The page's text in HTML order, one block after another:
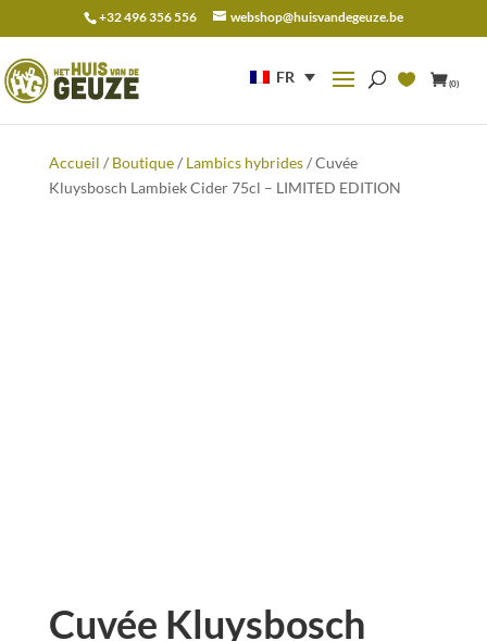
+32 496 356 556 webshop@huisvandegeuze.be
FR (0)
pour :
Accueil / Boutique/ Lambics hybrides/ Cuvée
Kluysbosch Lambiek Cider 75cl – LIMITED EDITION
Cuvée Kluysbosch